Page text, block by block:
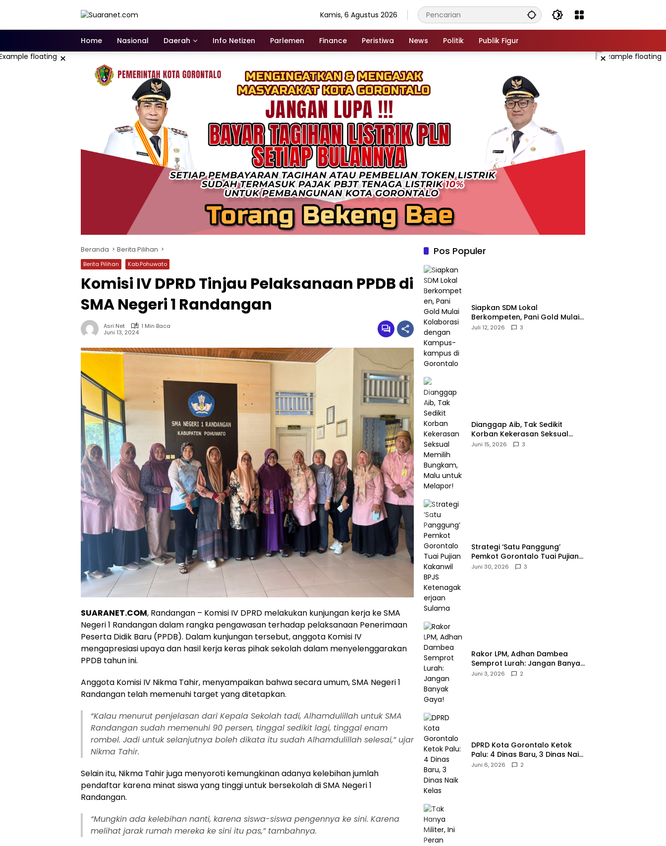
Kamis, 6 Agustus 2026
Home Nasional Daerah Info Netizen Parlemen Finance Peristiwa News Politik Publik Figur
× ×
Beranda Berita Pilihan
Berita Pilihan Kab.Pohuwato
Komisi IV DPRD Tinjau Pelaksanaan PPDB di
SMA Negeri 1 Randangan
Asri Net
1 Min Baca
Juni 13, 2024
SUARANET.COM, Randangan – Komisi IV DPRD melakukan kunjungan kerja ke SMA
Negeri 1 Randangan dalam rangka pengawasan terhadap pelaksanaan Penerimaan
Peserta Didik Baru (PPDB). Dalam kunjungan tersebut, anggota Komisi IV
mengapresiasi upaya dan hasil kerja keras pihak sekolah dalam menyelenggarakan
PPDB tahun ini.
Anggota Komisi IV Nikma Tahir, menyampaikan bahwa secara umum, SMA Negeri 1
Randangan telah memenuhi target yang ditetapkan.
“Kalau menurut penjelasan dari Kepala Sekolah tadi, Alhamdulillah untuk SMA
Randangan sudah memenuhi 90 persen, tinggal sedikit lagi, tinggal enam
rombel. Jadi untuk selanjutnya boleh dikata itu sudah Alhamdulillah selesai,” ujar
Nikma Tahir.
Selain itu, Nikma Tahir juga menyoroti kemungkinan adanya kelebihan jumlah
pendaftar karena minat siswa yang tinggi untuk bersekolah di SMA Negeri 1
Randangan.
“Mungkin ada kelebihan nanti, karena siswa-siswa pengennya ke sini. Karena
melihat jarak rumah mereka ke sini itu pas,” tambahnya.
Pos Populer
‎Siapkan SDM Lokal
Berkompeten, Pani Gold Mulai
Kolaborasi dengan Kampus-
Juli 12, 2026 3
‎Dianggap Aib, Tak Sedikit
Korban Kekerasan Seksual
Memilih Bungkam, Malu untuk
Juni 15, 2026 3
Strategi ‘Satu Panggung’
Pemkot Gorontalo Tuai Pujian
Kakanwil BPJS
Juni 30, 2026 3
‎Rakor LPM, Adhan Dambea
Semprot Lurah: Jangan Banyak
Gaya!‎
Juni 3, 2026 2
‎DPRD Kota Gorontalo Ketok
Palu: 4 Dinas Baru, 3 Dinas Naik
Kelas
Juni 6, 2026 2